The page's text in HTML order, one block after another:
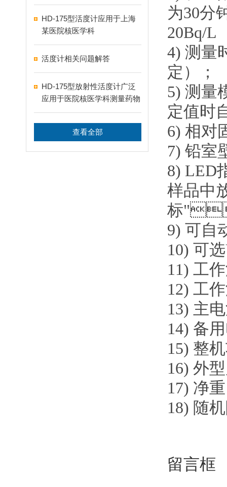
HD-175型活度计应用于上海
某医院核医学科
活度计相关问题解答
HD-175型放射性活度计广泛
应用于医院核医学科测量药物
活度
查看全部
为30分
20Bq/L
4) 测量时
定）；
5) 测量
定值时自
6) 相对
7) 铅室壁
8) LED
样品中
标"
9) 可自
10) 可选
11) 工作
12) 工作
13) 主电
14) 备用
15) 整机
16) 外型
17) 净重
18) 随机
留言框